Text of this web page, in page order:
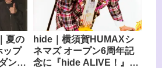
夏の
ップ
ン
hide｜横須賀HUMAXシ
ネマズ オープン6周年記
念に『hide ALIVE！』ラ